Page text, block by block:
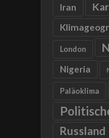
Iran
London
Nigeria
Paläoklima
Russland